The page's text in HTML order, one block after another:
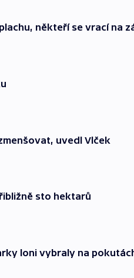
někteří se vrací na
uvedl Vlček
sto hektarů
loni vybraly na